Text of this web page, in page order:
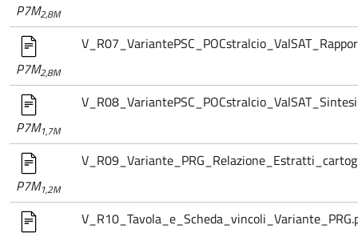
P7M2,8M
P7M2,8M
P7M1,7M
P7M1,2M